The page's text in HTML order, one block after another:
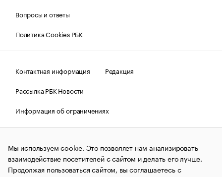
Вопросы и ответы
Политика Cookies РБК
Контактная информация
Редакция
Рассылка РБК Новости
Информация об ограничениях
Правовая информация
О соблюдении авторских прав
© АО «РОСБИЗНЕСКОНСАЛТИНГ»,1995–2026.Сообщения
и материалы информационного агентства «РБК»
(зарегистрировано Федеральной службой по надзору в сфере
связи, информационных технологий и массовых
Мы используем cookie. Это позволяет нам анализировать
взаимодействие посетителей с сайтом и делать его лучше.
Продолжая пользоваться сайтом, вы соглашаетесь с